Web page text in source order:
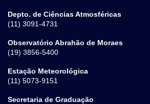
Depto. de Ciências Atmosféricas
(11) 3091-4731
Observatório Abrahão de Moraes
(19) 3856-5400
Estação Meteorológica
(11) 5073-9151
Secretaria de Graduação